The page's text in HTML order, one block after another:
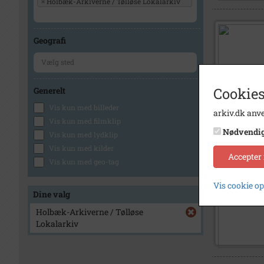
Geografi
Generelt
Vis kun med billeder
Vis kun med filmklip
Vis kun med lydklip
Vis kun med kilder
Vis kun med geo-tag
Dine valg
Holbæk-Arkiverne / Tølløse
Lokalarkiv
arkiv.dk
Vis cookie